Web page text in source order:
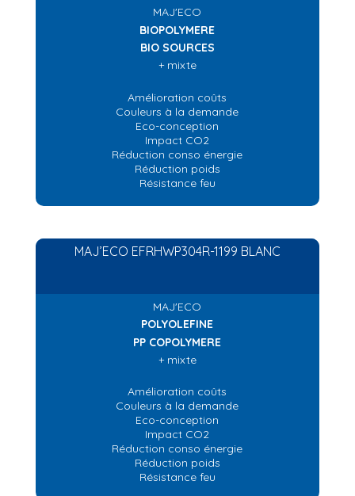
MAJ'ECO
BIOPOLYMERE
BIO SOURCES
+ mixte
Amélioration coûts
Couleurs à la demande
Eco-conception
Impact CO2
Réduction conso énergie
Réduction poids
Résistance feu
MAJ’ECO EFRHWP304R-1199 BLANC
MAJ'ECO
POLYOLEFINE
PP COPOLYMERE
+ mixte
Amélioration coûts
Couleurs à la demande
Eco-conception
Impact CO2
Réduction conso énergie
Réduction poids
Résistance feu